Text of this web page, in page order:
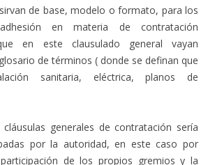
de base, modelo o formato, para los
en materia de contratación
en este clausulado general vayan
de términos ( donde se definan que
sanitaria, eléctrica, planos de
generales de contratación sería
por la autoridad, en este caso por
de los propios gremios y la